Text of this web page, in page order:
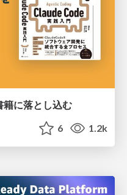
籍に落とし込む
6 1.2k